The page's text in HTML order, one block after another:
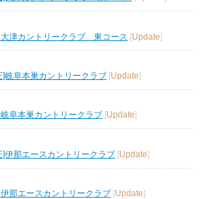
大津カントリークラブ 東コース [Update]
]岐阜本巣カントリークラブ [Update]
岐阜本巣カントリークラブ
Update
]伊那エースカントリークラブ [Update]
伊那エースカントリークラブ
Update